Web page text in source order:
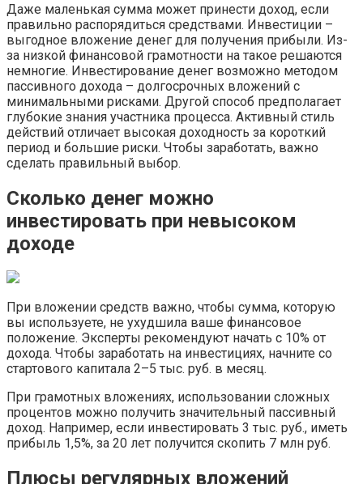
Даже маленькая сумма может принести доход, если
правильно распорядиться средствами. Инвестиции –
выгодное вложение денег для получения прибыли. Из-
за низкой финансовой грамотности на такое решаются
немногие. Инвестирование денег возможно методом
пассивного дохода – долгосрочных вложений с
минимальными рисками. Другой способ предполагает
глубокие знания участника процесса. Активный стиль
действий отличает высокая доходность за короткий
период и большие риски. Чтобы заработать, важно
сделать правильный выбор.
Сколько денег можно
инвестировать при невысоком
доходе
При вложении средств важно, чтобы сумма, которую
вы используете, не ухудшила ваше финансовое
положение. Эксперты рекомендуют начать с 10% от
дохода. Чтобы заработать на инвестициях, начните со
стартового капитала 2–5 тыс. руб. в месяц.
При грамотных вложениях, использовании сложных
процентов можно получить значительный пассивный
доход. Например, если инвестировать 3 тыс. руб., иметь
прибыль 1,5%, за 20 лет получится скопить 7 млн руб.
Плюсы регулярных вложений